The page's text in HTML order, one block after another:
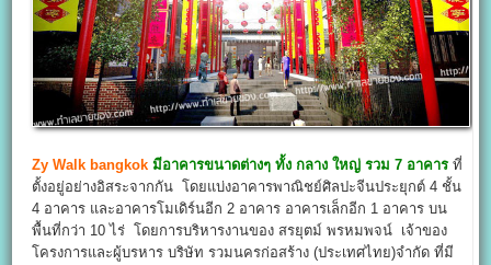
Zy Walk bangkok มีอาคารขนาดต่างๆ ทั้ง กลาง ใหญ่ รวม 7 อาคาร ที่
ตั้งอยู่อย่างอิสระจากกัน โดยแบ่งอาคารพาณิชย์ศิลปะจีนประยุกต์ 4 ชั้น
4 อาคาร และอาคารโมเดิร์นอีก 2 อาคาร อาคารเล็กอีก 1 อาคาร บน
พื้นที่กว่า 10 ไร่ โดยการบริหารงานของ สรยุตม์ พรหมพจน์ เจ้าของ
โครงการและผู้บรหาร บริษัท รวมนครก่อสร้าง (ประเทศไทย)จำกัด ที่มี